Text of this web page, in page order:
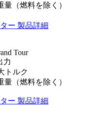
量（燃料を除く）
ー 製品詳細
Tour
力
トルク
量（燃料を除く）
ー 製品詳細